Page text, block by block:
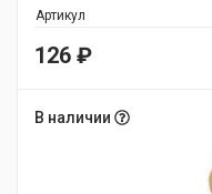
Артикул
126 ₽
В наличии